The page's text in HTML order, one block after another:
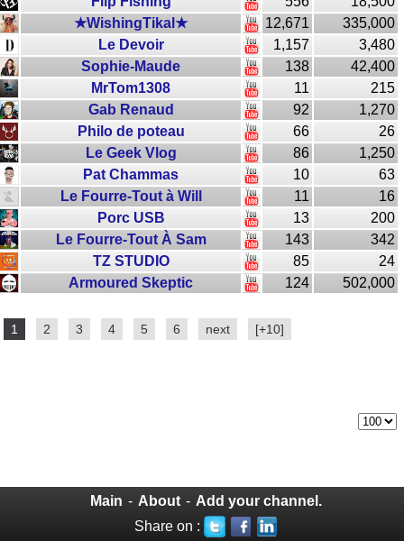
★WishingTikal★
12,671
335,000
Le Devoir
1,157
3,480
Sophie-Maude
138
42,400
MrTom1308
11
215
Gab Renaud
92
1,270
Philo de poteau
66
26
Le Geek Vlog
86
1,250
Pat Chammas
10
63
Le Fourre-Tout à Will
11
16
Porc USB
13
200
Le Fourre-Tout À Sam
143
342
TZ STUDIO
85
24
Armoured Skeptic
124 502,000
1 2 3 4 5 6 next [+10]
Main - About - Add your channel.
Share on :